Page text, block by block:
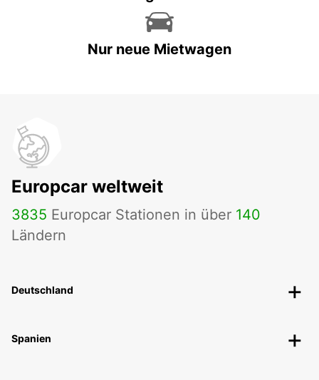
Nur neue Mietwagen
Europcar weltweit
3835 Europcar Stationen in über 140
Ländern
Deutschland
Spanien